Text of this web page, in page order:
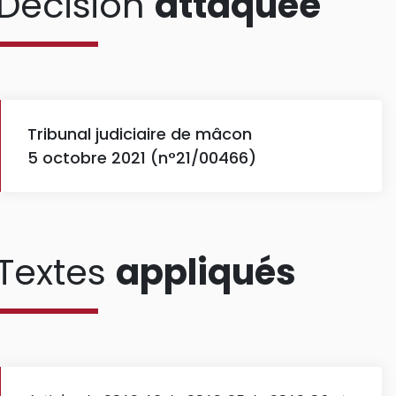
Tribunal judiciaire de mâcon
5 octobre 2021 (n°21/00466)
appliqués